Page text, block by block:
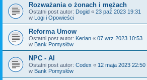
Rozważania o żonach i mężach
Ostatni post autor: Dogid « 23 paź 2023 19:31
w Logi i Opowieści
Reforma Umow
Ostatni post autor: Kerian « 07 wrz 2023 10:53
w Bank Pomysłów
NPC - AI
Ostatni post autor: Codex « 12 maja 2023 22:50
w Bank Pomysłów